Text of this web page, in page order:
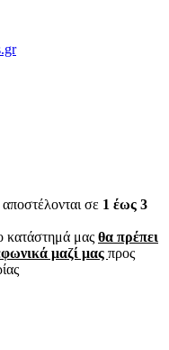
αποστέλονται σε 1 έως 3
κατάστημά μας θα πρέπει
μαζί μας προς